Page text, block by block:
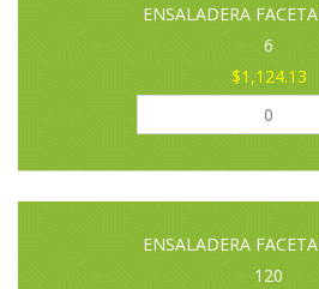
ENSALADERA
6
$1,124.13
ENSALADERA
120